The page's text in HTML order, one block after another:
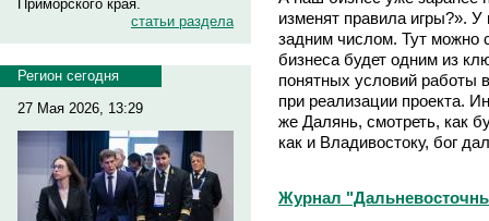
Приморского края.
статьи раздела
Регион сегодня
27 Мая 2026, 13:29
изменят правила игры?». У
задним числом. Тут можно
бизнеса будет одним из
понятных условий работы
при реализации проекта.
же Далянь, смотреть, как
как и Владивостоку, бог
Журнал